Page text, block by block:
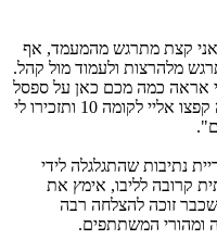
אני קצת מתרגש מהמעמד, אף
מלהרצות ולעמוד מול קהל.
אראה כמה מכם כאן על ספסל
הלימודים. אלו מכם שיגיעו לכאן, בבקשה קפצו אליי לקומה 10 ותזכירו לי
נתיבות שהתגלגלה לידי
קרובה לליבו, אימץ את
זוכה להצלחה רבה
ומהורי המשתתפים.